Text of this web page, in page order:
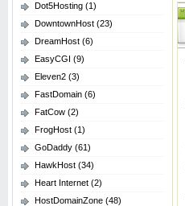
Dot5Hosting (1)
DowntownHost (23)
DreamHost (6)
EasyCGI (9)
Eleven2 (3)
FastDomain (6)
FatCow (2)
FrogHost (1)
GoDaddy (61)
HawkHost (34)
Heart Internet (2)
HostDomainZone (48)